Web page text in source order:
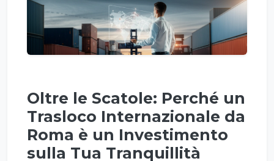
Oltre le Scatole: Perché un
Trasloco Internazionale da
Roma è un Investimento
sulla Tua Tranquillità